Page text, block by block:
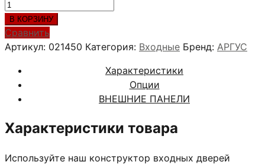
Количество
товара
ОЛЬГА
ДУБ
В КОРЗИНУ
Сравнить
Артикул: 021450 Категория: Входные Бренд: АРГУС
Характеристики
Опции
ВНЕШНИЕ ПАНЕЛИ
Характеристики товара
Используйте наш конструктор входных дверей